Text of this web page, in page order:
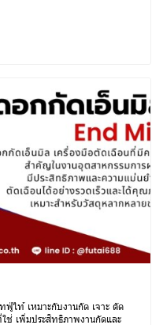
ไท้ เหมาะกับงานกัด เจาะ ตัด
ช่ เพิ่มประสิทธิภาพงานกัดและ